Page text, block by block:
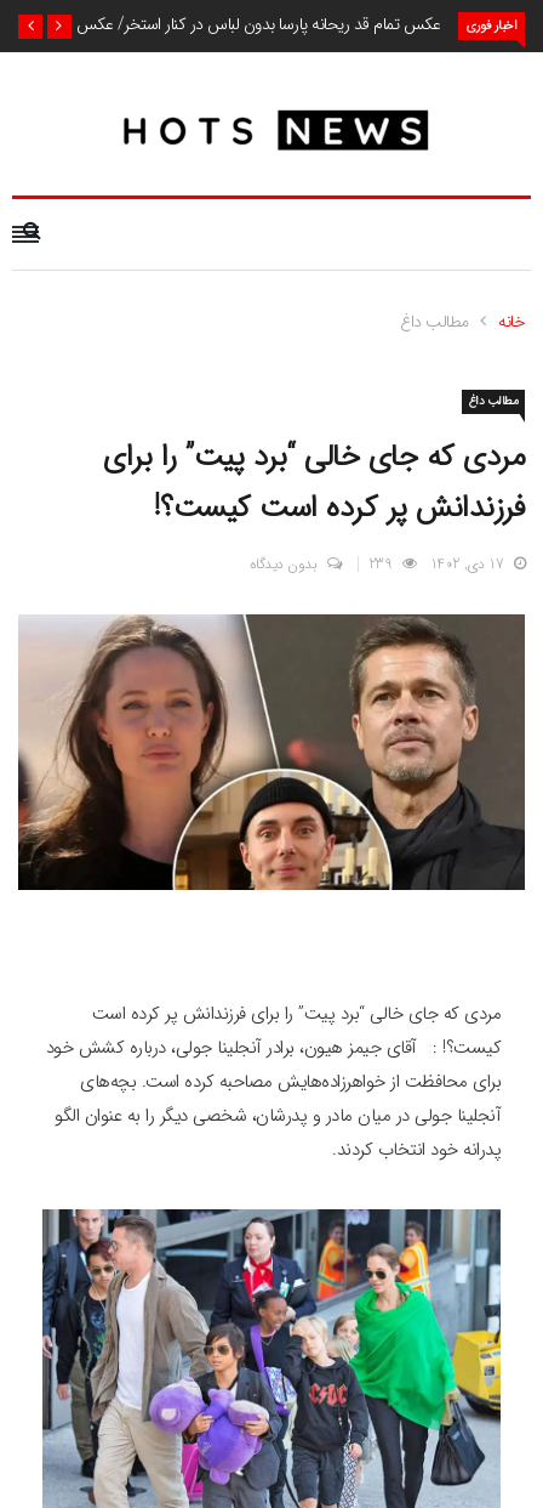
اخبار فوری عکس تمام قد ریحانه پارسا بدون لباس در کنار استخر/ عکس
خانه مطالب داغ
مطالب داغ
مردی که جای خالی “برد پیت” را برای
فرزندانش پر کرده است کیست؟!
17 دی, 1402 بدون دیدگاه
مردی که جای خالی “برد پیت” را برای فرزندانش پر کرده است
کیست؟! : آقای جیمز هیون، برادر آنجلینا جولی، درباره کشش خود
برای محافظت از خواهرزاده‌هایش مصاحبه کرده است. بچه‌های
آنجلینا جولی در میان مادر و پدرشان، شخصی دیگر را به عنوان الگو
پدرانه خود انتخاب کردند.